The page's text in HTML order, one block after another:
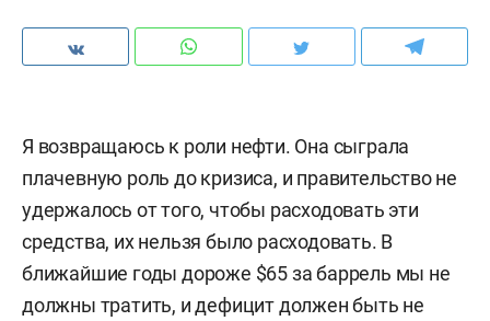
Я возвращаюсь к роли нефти. Она сыграла
плачевную роль до кризиса, и правительство не
удержалось от того, чтобы расходовать эти
средства, их нельзя было расходовать. В
ближайшие годы дороже $65 за баррель мы не
должны тратить, и дефицит должен быть не